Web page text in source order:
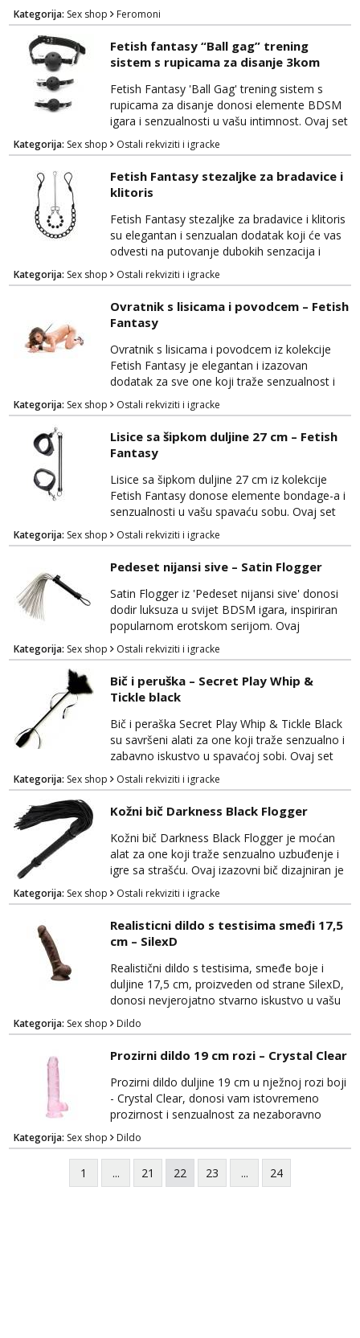
uzbuđenja u vašim intimnim trenucima. Ovi
štapići spoj su suptilnog mirisa i moćnih
feromona, koji potiču strast i privlačnost.
Mirisni štapići su natopljeni privlačnim notama
macadamije, koje stvaraju senzualno
okruženje i potiču osjećaj opuštenosti. Uz to,
sadrže feromone...
Kategorija: Sex shop Feromoni
Fetish fantasy “Ball gag” trening
sistem s rupicama za disanje 3kom
Fetish Fantasy 'Ball Gag' trening sistem s
rupicama za disanje donosi elemente BDSM
igara i senzualnosti u vašu intimnost. Ovaj set
pruža duboko zadovoljstvo i istraživanje
dominacije i podložnosti na siguran i uzbudljiv
način. Ball gag je izrađen od visokokvalitetnog
materijala koji je siguran za tijelo i pruža
udobnost tijekom nošenja. Kugla s rupicama
za disanje omogućuje podložnoj strani da...
Kategorija: Sex shop Ostali rekviziti i igracke
Fetish Fantasy stezaljke za bradavice i
klitoris
Fetish Fantasy stezaljke za bradavice i klitoris
su elegantan i senzualan dodatak koji će vas
odvesti na putovanje dubokih senzacija i
uzbuđenja. Ovaj set omogućava vam da
istražujete nove razine uživanja i strasti u
svojim intimnim trenucima. Stezaljke su
izrađene od visokokvalitetnog materijala koji
je siguran za tijelo i nježan na dodir, pružajući
udobnost tijekom korištenja. One su dizajnir...
Kategorija: Sex shop Ostali rekviziti i igracke
Ovratnik s lisicama i povodcem – Fetish
Fantasy
Ovratnik s lisicama i povodcem iz kolekcije
Fetish Fantasy je elegantan i izazovan
dodatak za sve one koji traže senzualnost i
dominaciju u svojim intimnim trenucima. Ovaj
set omogućuje vam da istražite svijet BDSM-
a i pruža vam priliku za dominaciju ili predaju,
ovisno o vašim sklonostima. Ovratnik je
izrađen od visokokvalitetnog materijala koji je
siguran za tijelo i udoban za nošenje. Prilag...
Kategorija: Sex shop Ostali rekviziti i igracke
Lisice sa šipkom duljine 27 cm – Fetish
Fantasy
Lisice sa šipkom duljine 27 cm iz kolekcije
Fetish Fantasy donose elemente bondage-a i
senzualnosti u vašu spavaću sobu. Ovaj set
omogućava vam da istražujete igre sa
strašću, pružajući vam mogućnost za
dominaciju ili predaju. Lisice su izrađene od
visokokvalitetnog materijala koji je siguran za
tijelo i udoban za nošenje. Prilagodljive su za
različite veličine zgloba, osiguravajući
sigurnost i...
Kategorija: Sex shop Ostali rekviziti i igracke
Pedeset nijansi sive – Satin Flogger
Satin Flogger iz 'Pedeset nijansi sive' donosi
dodir luksuza u svijet BDSM igara, inspiriran
popularnom erotskom serijom. Ovaj
elegantan bič izrađen je kako bi pružio
senzualno iskustvo dominacije i podložnosti.
Satin Flogger je izrađen od visokokvalitetnog
materijala s mekim trakama koje pružaju
dodatnu nježnost i udobnost tijekom igre.
Ovaj bič je savršen za početnike u BDSM-u,
omogućujući im...
Kategorija: Sex shop Ostali rekviziti i igracke
Bič i peruška – Secret Play Whip &
Tickle black
Bič i peraška Secret Play Whip & Tickle Black
su savršeni alati za one koji traže senzualno i
zabavno iskustvo u spavaćoj sobi. Ovaj set
kombinira dvije različite teksture kako bi
dodao raznolikost i uzbuđenje u vaše intimne
trenutke. Bič je izrađen od visokokvalitetne
eko kože i nudi dominaciju i strast u igrama
sa strašću. Njegove nježne trake pružaju
mogućnost precizne stimulacije i kontrole...
Kategorija: Sex shop Ostali rekviziti i igracke
Kožni bič Darkness Black Flogger
Kožni bič Darkness Black Flogger je moćan
alat za one koji traže senzualno uzbuđenje i
igre sa strašću. Ovaj izazovni bič dizajniran je
za dodatnu stimulaciju i eksperimentiranje u
svijetu BDSM-a i erotike. Izrađen je od
visokokvalitetne kože, Darkness Black
Flogger ima sofisticiran izgled i osjećaj na
dodir. Duge, meke trake biča omogućuju
precizno usmjeravanje i kontrolu tijekom igre,
pružaju...
Kategorija: Sex shop Ostali rekviziti i igracke
Realisticni dildo s testisima smeđi 17,5
cm – SilexD
Realistični dildo s testisima, smeđe boje i
duljine 17,5 cm, proizveden od strane SilexD,
donosi nevjerojatno stvarno iskustvo u vašu
spavaću sobu. Ovaj vrhunski dildo će vas
zadovoljiti svojom iznimnom kvalitetom i
autentičnim dizajnom. Izrađen je od
visokokvalitetnog, tijelu prijateljskog
materijala koji je nježan na dodir i siguran za
tijelo, osiguravajući udobnost tijekom
korištenja. Njegov...
Kategorija: Sex shop Dildo
Prozirni dildo 19 cm rozi – Crystal Clear
Prozirni dildo duljine 19 cm u nježnoj rozi boji
- Crystal Clear, donosi vam istovremeno
prozirnost i senzualnost za nezaboravno
zadovoljstvo. Ovaj izuzetno elegantan dildo
će ispuniti vaše želje s vrhunskim materijalima
i privlačnim dizajnom. Izrađen je od
visokokvalitetnog, prozirnog materijala koji je
Kategorija: Sex shop Dildo
1 ... 21 22 23 ... 24